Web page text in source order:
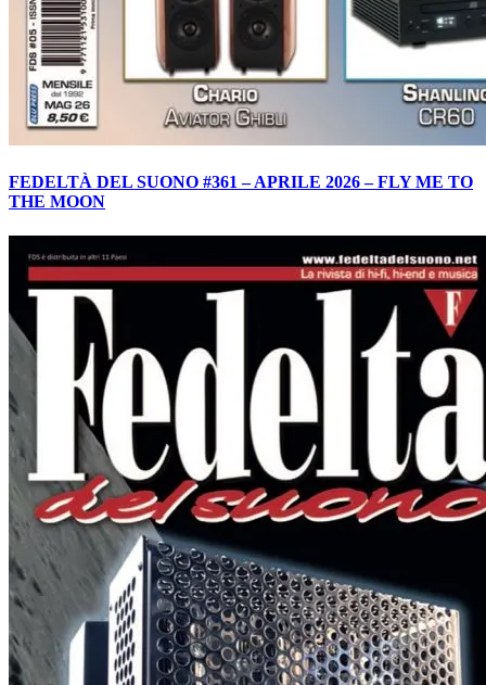
FEDELTÀ DEL SUONO #361 – APRILE 2026 – FLY ME TO
THE MOON